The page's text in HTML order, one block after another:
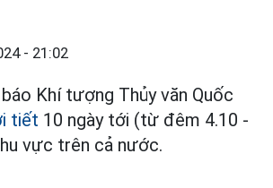
- 21:02
Khí tượng Thủy văn Quốc
tiết 10 ngày tới (từ đêm 4.10 -
vực trên cả nước.